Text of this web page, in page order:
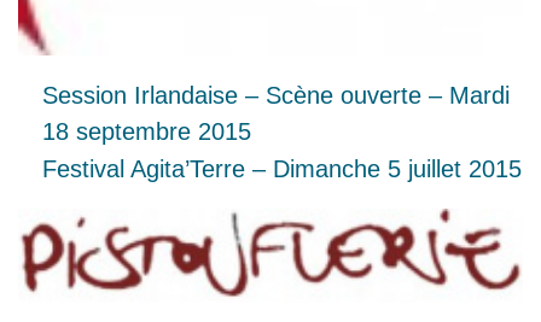
Session Irlandaise – Scène ouverte – Mardi
18 septembre 2015
Festival Agita’Terre – Dimanche 5 juillet 2015